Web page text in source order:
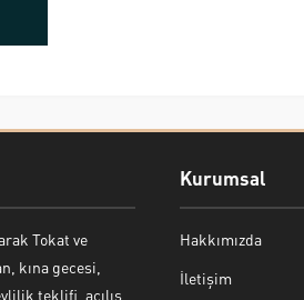
Tokat ve
kına gecesi,
teklifi, açılış
Kurumsal
Hakkımızda
İletişim